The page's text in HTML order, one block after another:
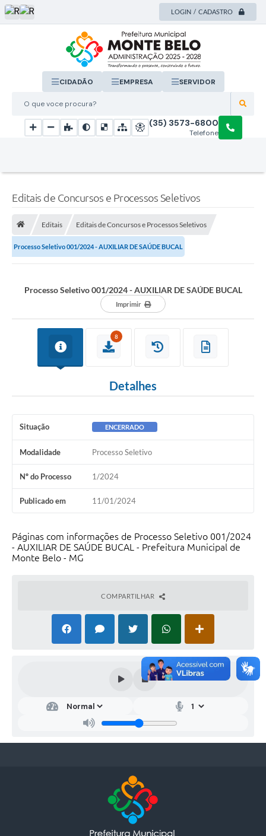
LOGIN / CADASTRO
O que voce procura?
CIDADÃO EMPRESA SERVIDOR
Telefone
(35) 3573-6800
Editais de Concursos e Processos Seletivos
Editais Editais de Concursos e Processos Seletivos
Processo Seletivo 001/2024 - AUXILIAR DE SAÚDE BUCAL
Processo Seletivo 001/2024 - AUXILIAR DE SAÚDE BUCAL
Imprimir
8
Detalhes
Situação ENCERRADO
Modalidade Processo Seletivo
Nº do Processo 1/2024
Publicado em 11/01/2024
Páginas com informações de Processo Seletivo 001/2024
- AUXILIAR DE SAÚDE BUCAL - Prefeitura Municipal de
Monte Belo - MG
COMPARTILHAR